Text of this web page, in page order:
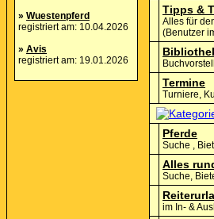
» Wuestenpferd
registriert am: 10.04.2026
» Avis
registriert am: 19.01.2026
Tipps &
Alles für
(Benutzer
Termine
Turniere,
Pferde
Suche ,
Alles
Suche,
im In- &